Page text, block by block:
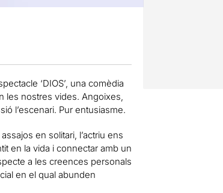
‘DIOS’, una comèdia
les nostres vides. Angoixes,
l’escenari. Pur entusiasme.
en solitari, l’actriu ens
en la vida i connectar amb un
a les creences personals
en el qual abunden